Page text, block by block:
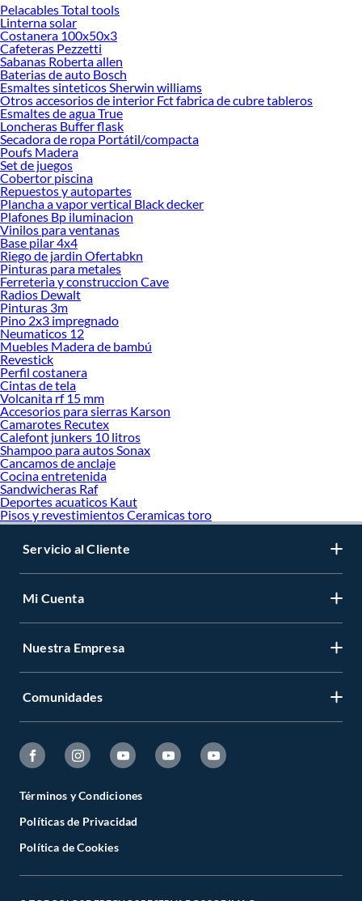
Desde remodelaciones hasta proyectos de decoración, estamos aquí para hacer
tus ideas realidad. ¡Visítanos y encuentra todo lo que tenemos para ofrecerte en
Muebles de comedor!
Explora la variedad de productos de Muebles de comedor en Sodimac
Herramientas, materiales y accesorios de calidad para tus proyectos y
renovación de espacios. ¡Visítanos y descubre todo lo que tenemos para
ofrecerte!
Encuentra una amplia variedad de productos de Muebles de comedor en
Sodimac. Encuentra todo lo necesario para tus proyectos de renovación y
decoración. ¡Visítanos y haz tus ideas realidad!
Pelacables Total tools
Linterna solar
Costanera 100x50x3
Cafeteras Pezzetti
Sabanas Roberta allen
Baterias de auto Bosch
Esmaltes sinteticos Sherwin williams
Otros accesorios de interior Fct fabrica de cubre tableros
Esmaltes de agua True
Loncheras Buffer flask
Secadora de ropa Portátil/compacta
Poufs Madera
Set de juegos
Cobertor piscina
Repuestos y autopartes
Plancha a vapor vertical Black decker
Plafones Bp iluminacion
Vinilos para ventanas
Base pilar 4x4
Riego de jardin Ofertabkn
Pinturas para metales
Ferreteria y construccion Cave
Radios Dewalt
Pinturas 3m
Pino 2x3 impregnado
Neumaticos 12
Muebles Madera de bambú
Revestick
Perfil costanera
Cintas de tela
Volcanita rf 15 mm
Accesorios para sierras Karson
Camarotes Recutex
Calefont junkers 10 litros
Shampoo para autos Sonax
Cancamos de anclaje
Cocina entretenida
Sandwicheras Raf
Deportes acuaticos Kaut
Pisos y revestimientos Ceramicas toro
Servicio al Cliente
Mi Cuenta
Nuestra Empresa
Comunidades
Términos y Condiciones
Políticas de Privacidad
Política de Cookies